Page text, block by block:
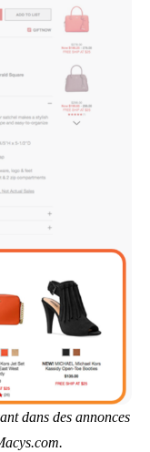
dans des annonces